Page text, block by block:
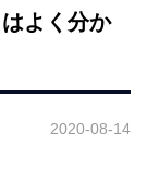
よく分か
2020-08-14